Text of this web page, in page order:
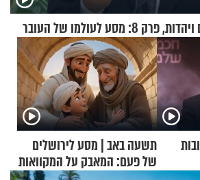
לעולמו של העובר
תשעה באב | מסע לירושלים
של פעם: המאבק על המקוואות